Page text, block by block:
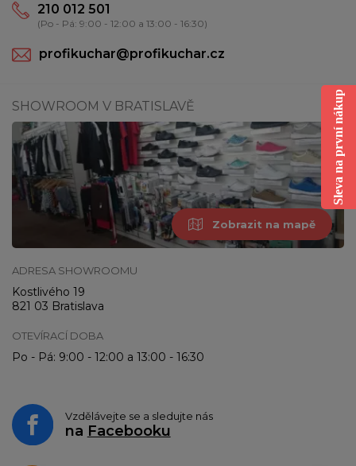
210 012 501
(Po - Pá: 9:00 - 12:00 a 13:00 - 16:30)
profikuchar@profikuchar.cz
SHOWROOM V BRATISLAVĚ
Zobrazit na mapě
ADRESA SHOWROOMU
Kostlivého 19
821 03 Bratislava
OTEVÍRACÍ DOBA
Po - Pá: 9:00 - 12:00 a 13:00 - 16:30
Vzdělávejte se a sledujte nás
na Facebooku
Sleva na první nákup